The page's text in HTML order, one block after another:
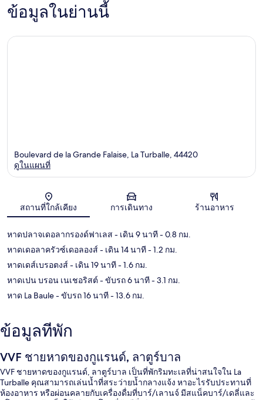
ข้อมูลในย่านนี้
แผนที่
Boulevard de la Grande Falaise, La Turballe, 44420
ดูในแผนที่
สถานที่ใกล้เคียง การเดินทาง ร้านอาหาร
หาดปลาจเดอลากรองด์ฟาเลส - เดิน 9 นาที- 0.8 กม.
หาดเดอลาครัวซ์เดอลองส์ - เดิน 14 นาที- 1.2 กม.
หาดเดส์เบรอตงส์ - เดิน 19 นาที- 1.6 กม.
หาดเปน บรอน เนเชอริสต์ - ขับรถ 6 นาที- 3.1 กม.
หาด La Baule- ขับรถ 16 นาที- 13.6 กม.
ข้อมูลที่พัก
VVF ชายหาดของกูแรนด์, ลาตูร์บาล
VVF ชายหาดของกูแรนด์, ลาตูร์บาล เป็นที่พักริมทะเลที่น่าสนใจใน La
Turballe คุณสามารถเล่นน้ำที่สระว่ายน้ำกลางแจ้ง หาอะไรรับประทานที่
ห้องอาหาร หรือผ่อนคลายกับเครื่องดื่มที่บาร์/เลานจ์ มีสแน็คบาร์/เดลี่และ